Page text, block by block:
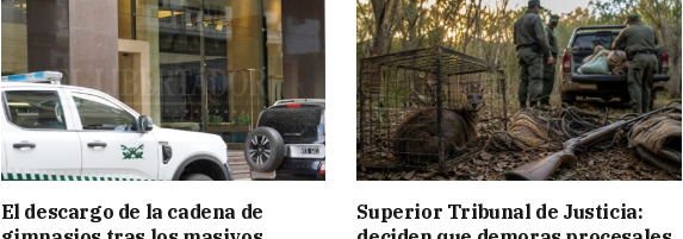
El descargo de la cadena de
Superior Tribunal de Justicia: